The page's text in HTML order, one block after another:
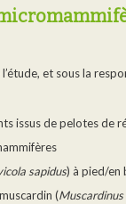
et sous la
issus de pelotes de
sapidus) à pied/en
(